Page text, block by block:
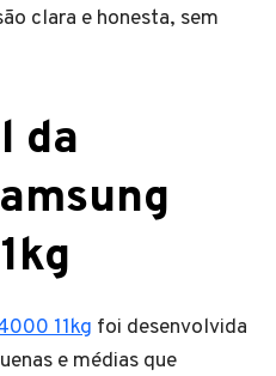
clara e honesta, sem
da
11kg foi desenvolvida
e médias que